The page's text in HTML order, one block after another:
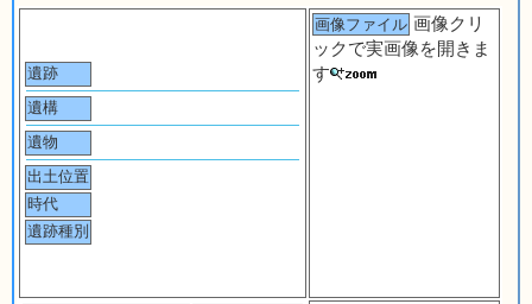
遺跡
遺構
遺物
出土位置
時代
遺跡種別
画像ファイル 画像クリ
ックで実画像を開きま
す